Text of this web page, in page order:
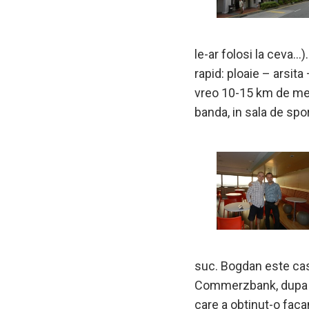
le-ar folosi la
rapid: ploaie –
vreo 10-15 km de
banda, in sala de
suc. Bogdan este
Commerzbank,
care a obtinut-o